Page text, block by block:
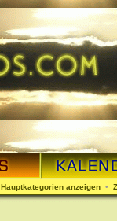
Hauptkategorien anzeigen •